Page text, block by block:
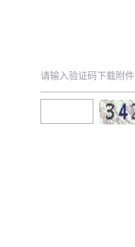
请输入验证码下载附件